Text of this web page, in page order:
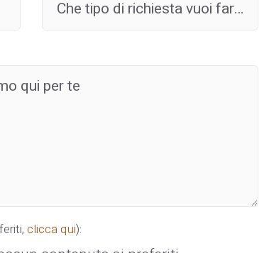
clicca qui):